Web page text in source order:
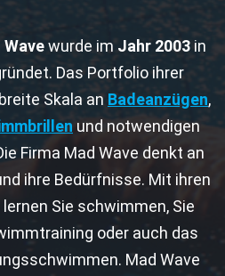
Wavewurde im Jahr 2003in
Das Portfolio ihrer
Skala an Badeanzügen,
und notwendigen
Firma Mad Wave denkt an
ihre Bedürfnisse. Mit ihren
Sie schwimmen, Sie
oder auch das
Mad Wave